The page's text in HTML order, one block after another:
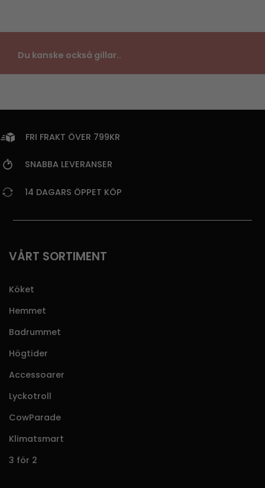
Du kanske också gillar..
FRI FRAKT ÖVER 799KR
SNABBA LEVERANSER
14 DAGARS ÖPPET KÖP
VÅRT SORTIMENT
Köket
Hemmet
Badrummet
Högtider
Accessoarer
Lyckotroll
CowParade
Klimatsmart
3 för 2